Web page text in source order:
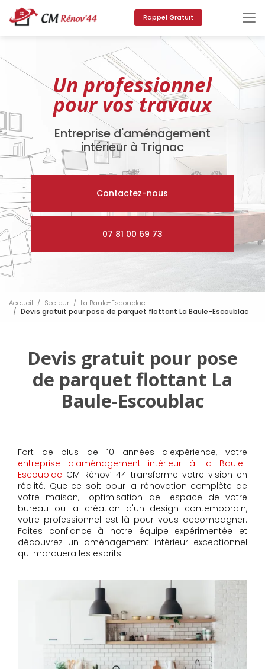
au
contenu
principal
Rappel Gratuit
Un professionnel
pour vos travaux
Entreprise d'aménagement
intérieur à Trignac
Contactez-nous
07 81 00 69 73
Accueil Secteur
La Baule-Escoublac
Devis gratuit pour pose de parquet flottant La Baule-Escoublac
Devis gratuit pour pose
de parquet flottant La
Baule-Escoublac
Fort de plus de 10 années d'expérience, votre
entreprise d'aménagement intérieur à La Baule-
Escoublac CM Rénov’ 44 transforme votre vision en
réalité. Que ce soit pour la rénovation complète de
votre maison, l'optimisation de l'espace de votre
bureau ou la création d'un design contemporain,
votre professionnel est là pour vous accompagner.
Faites confiance à notre équipe expérimentée et
découvrez un aménagement intérieur exceptionnel
qui marquera les esprits.